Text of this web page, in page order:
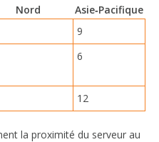
Nord
Asie‑Pacifique
9
6
12
la proximité du serveur au